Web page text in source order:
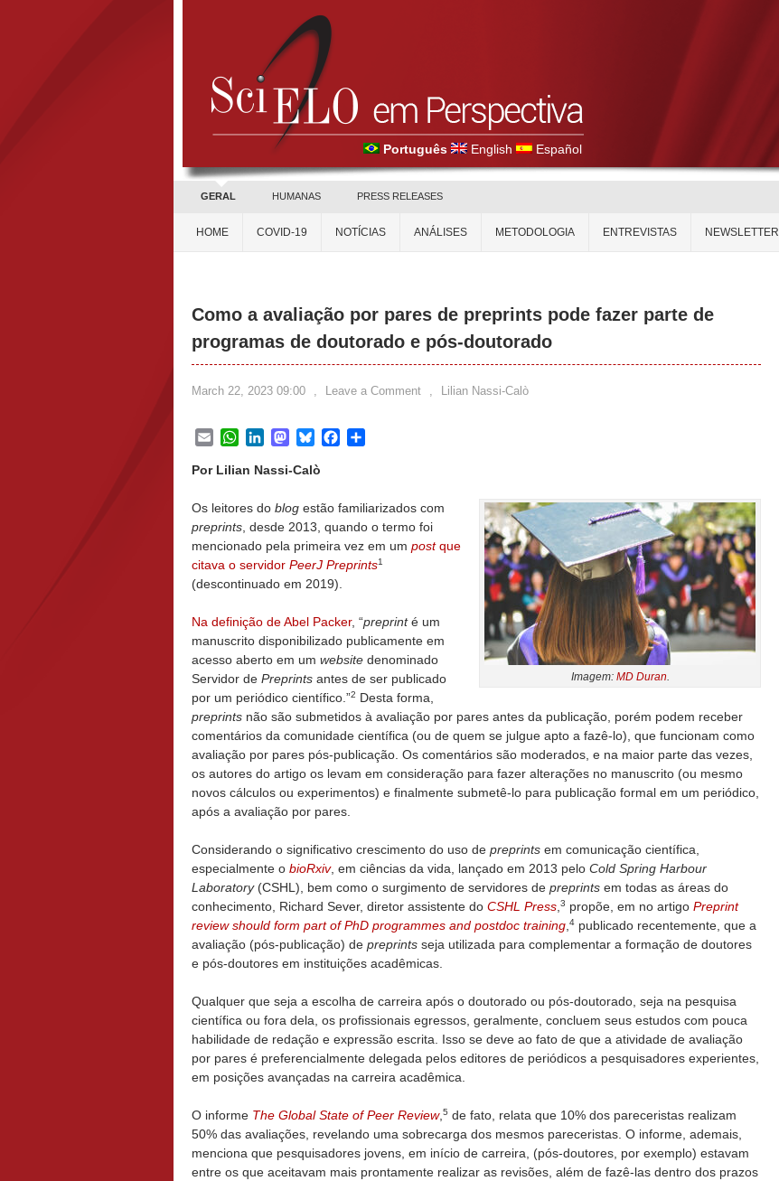
Português English Español
GERAL HUMANAS PRESS RELEASES
HOME COVID-19 NOTÍCIAS ANÁLISES METODOLOGIA ENTREVISTAS NEWSLETTER
Como a avaliação por pares de preprints pode fazer parte de
programas de doutorado e pós-doutorado
March 22, 2023 09:00 , Leave a Comment , Lilian Nassi-Calò
EmailWhatsApp
LinkedInMastodon
BlueskyFacebook
Por Lilian Nassi-Calò
Imagem: MD Duran.
Os leitores do blog estão familiarizados com
preprints , desde 2013, quando o termo foi
mencionado pela primeira vez em um postque
citava o servidor PeerJ Preprints1
(descontinuado em 2019).
Na definição de Abel Packer, “preprinté um
manuscrito disponibilizado publicamente em
acesso aberto em um website denominado
Servidor de Preprints antes de ser publicado
por um periódico científico.”2 Desta forma,
preprints não são submetidos à avaliação por pares antes da publicação, porém podem receber
comentários da comunidade científica (ou de quem se julgue apto a fazê-lo), que funcionam como
avaliação por pares pós-publicação. Os comentários são moderados, e na maior parte das vezes,
os autores do artigo os levam em consideração para fazer alterações no manuscrito (ou mesmo
novos cálculos ou experimentos) e finalmente submetê-lo para publicação formal em um periódico,
após a avaliação por pares.
Considerando o significativo crescimento do uso de preprints em comunicação científica,
especialmente o bioRxiv, em ciências da vida, lançado em 2013 pelo Cold Spring Harbour
Laboratory(CSHL), bem como o surgimento de servidores de preprints em todas as áreas do
conhecimento, Richard Sever, diretor assistente do CSHL Press 3 propõe, em no artigo Preprint
review should form part of PhD programmes and postdoc training 4 publicado recentemente, que a
avaliação (pós-publicação) de preprints seja utilizada para complementar a formação de doutores
e pós-doutores em instituições acadêmicas.
Qualquer que seja a escolha de carreira após o doutorado ou pós-doutorado, seja na pesquisa
científica ou fora dela, os profissionais egressos, geralmente, concluem seus estudos com pouca
habilidade de redação e expressão escrita. Isso se deve ao fato de que a atividade de avaliação
por pares é preferencialmente delegada pelos editores de periódicos a pesquisadores experientes,
em posições avançadas na carreira acadêmica.
O informe The Global State of Peer Review, 5 de fato, relata que 10% dos pareceristas realizam
50% das avaliações, revelando uma sobrecarga dos mesmos pareceristas. O informe, ademais,
menciona que pesquisadores jovens, em início de carreira, (pós-doutores, por exemplo) estavam
entre os que aceitavam mais prontamente realizar as revisões, além de fazê-las dentro dos prazos